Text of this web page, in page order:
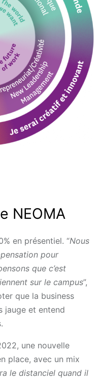
NEOMA
en présentiel. “Nous
pour
que c’est
sur le campus”,
que la business
jauge et entend
une nouvelle
place, avec un mix
le distanciel quand il